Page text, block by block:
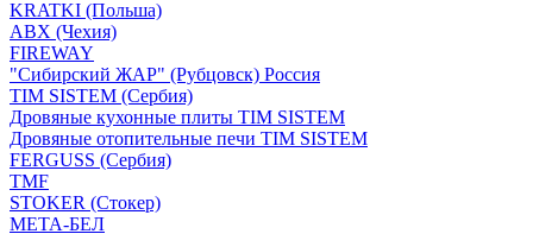
KRATKI (Польша)
ABX (Чехия)
FIREWAY
"Сибирский ЖАР" (Рубцовск) Россия
TIM SISTEM (Сербия)
Дровяные кухонные плиты TIM SISTEM
Дровяные отопительные печи TIM SISTEM
FERGUSS (Сербия)
TMF
STOKER (Стокер)
МЕТА-БЕЛ